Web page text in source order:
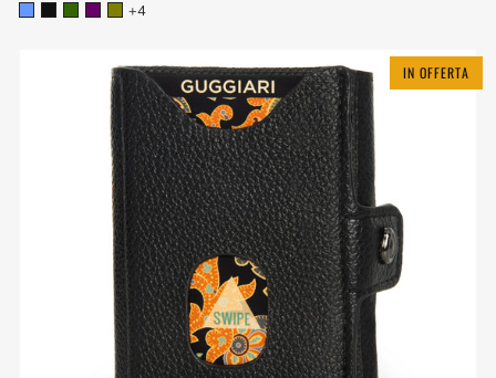
+4
IN OFFERTA